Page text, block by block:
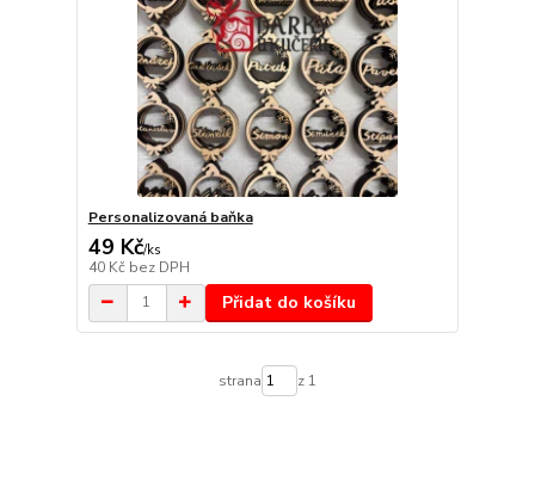
Personalizovaná baňka
49 Kč/ks
40 Kč bez DPH
Přidat do košíku
strana z 1